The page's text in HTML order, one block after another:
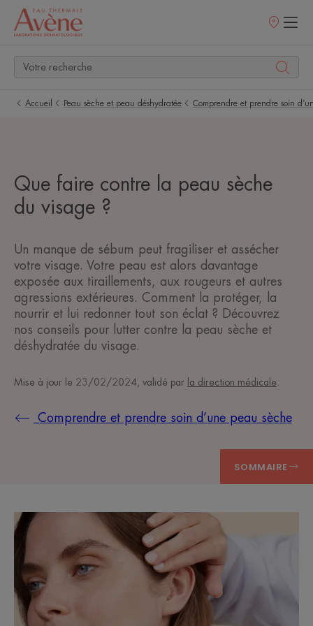
Points
Accueil Peau sèche et peau déshydratée Comprendre et prendre soin
Que faire contre la peau sèche
du visage ?
Un manque de sébum peut fragiliser et assécher
votre visage. Votre peau est alors davantage
exposée aux tiraillements, aux rougeurs et autres
agressions extérieures. Comment la protéger, la
nourrir et lui redonner tout son éclat ? Découvrez
nos conseils pour lutter contre la peau sèche et
déshydratée du visage.
Mise à jour le 23/02/2024, validé par la direction médicale
Comprendre et prendre soin d’une peau sèche
SOMMAIRE